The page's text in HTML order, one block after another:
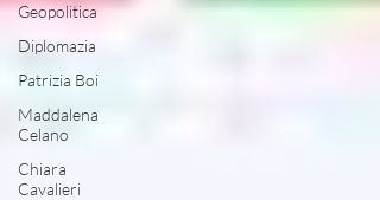
Geopolitica
Diplomazia
Patrizia Boi
Maddalena
Celano
Chiara
Cavalieri